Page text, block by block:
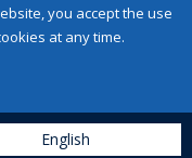
you accept the use
at any time.
English